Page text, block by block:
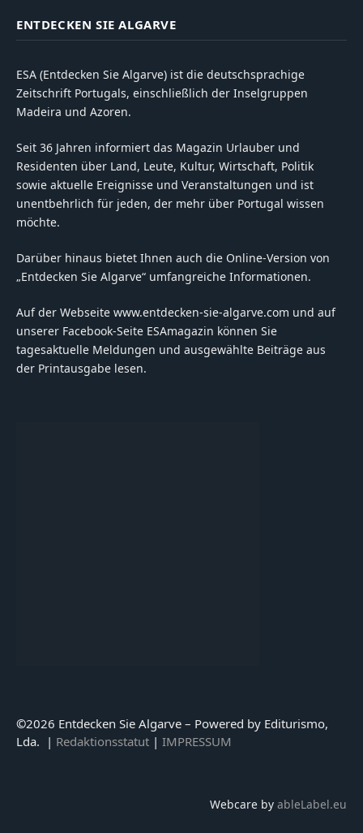
ENTDECKEN SIE ALGARVE
ESA (Entdecken Sie Algarve) ist die deutschsprachige
Zeitschrift Portugals, einschließlich der Inselgruppen
Madeira und Azoren.
Seit 36 Jahren informiert das Magazin Urlauber und
Residenten über Land, Leute, Kultur, Wirtschaft, Politik
sowie aktuelle Ereignisse und Veranstaltungen und ist
unentbehrlich für jeden, der mehr über Portugal wissen
möchte.
Darüber hinaus bietet Ihnen auch die Online-Version von
„Entdecken Sie Algarve“ umfangreiche Informationen.
Auf der Webseite www.entdecken-sie-algarve.com und auf
unserer Facebook-Seite ESAmagazin können Sie
tagesaktuelle Meldungen und ausgewählte Beiträge aus
der Printausgabe lesen.
©2026 Entdecken Sie Algarve – Powered by Editurismo,
Lda. | Redaktionsstatut | IMPRESSUM
Webcare by ableLabel.eu